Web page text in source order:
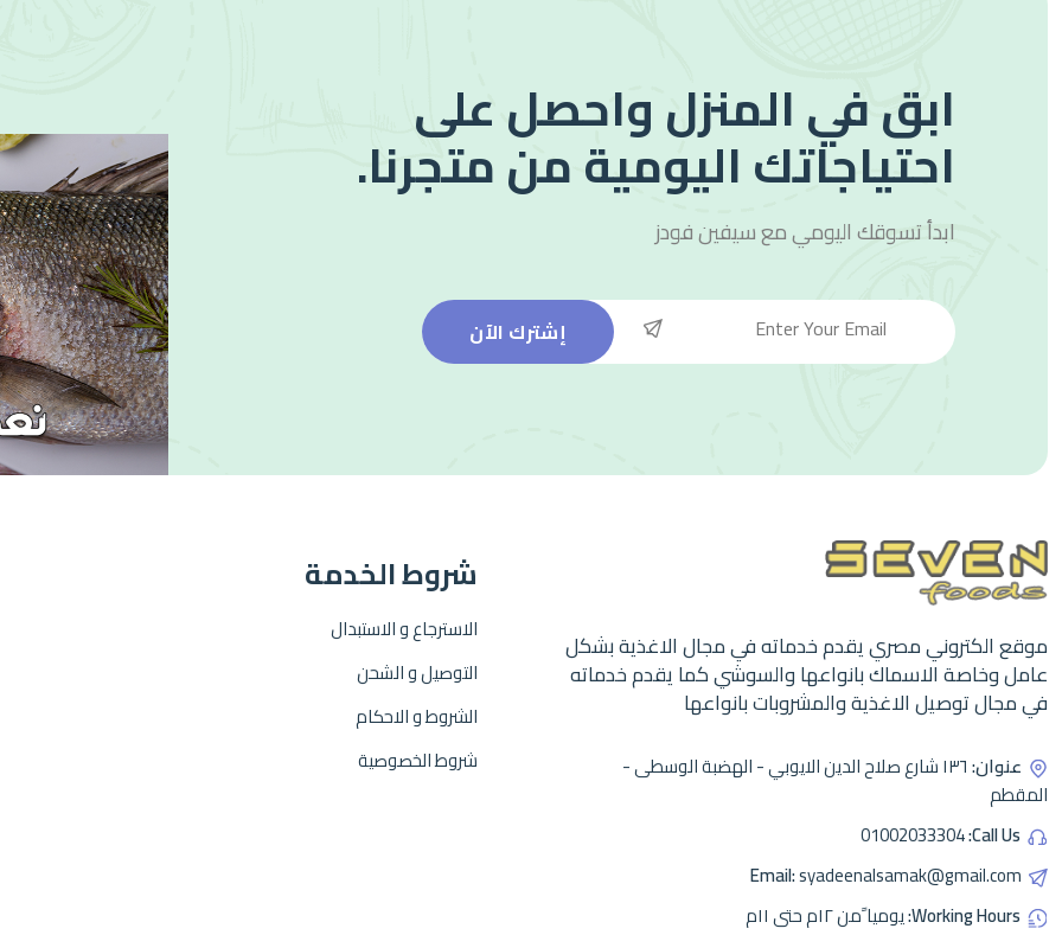
ابق في المنزل واحصل على
احتياجاتك اليومية من متجرنا.
ابدأ تسوقك اليومي معسيفين فودز
إشترك الآن
موقع الكتروني مصري يقدم خدماته في مجال الاغذية بشكل
عامل وخاصة الاسماك بانواعها والسوشي كما يقدم خدماته
في مجال توصيل الاغذية والمشروبات بانواعها
عنوان:
١٣٦ شارع صلاح الدين الايوبي - الهضبة الوسطى -
المقطم
Call Us:
01002033304
Email:syadeenalsamak@gmail.com
Working Hours: يوميا ًمن ١٢م حتى ١١م
شروط الخدمة
الاسترجاع و الاستبدال
التوصيل و الشحن
الشروط و الاحكام
شروط الخصوصية